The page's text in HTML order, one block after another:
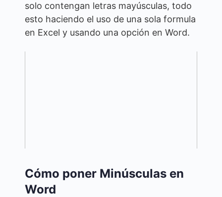
solo contengan letras mayúsculas, todo
esto haciendo el uso de una sola formula
en Excel y usando una opción en Word.
Cómo poner Minúsculas en
Word